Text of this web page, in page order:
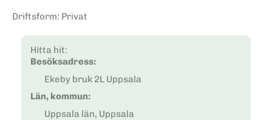
Driftsform: Privat
Hitta hit:
Besöksadress:
Ekeby bruk 2L Uppsala
Län, kommun:
Uppsala län, Uppsala